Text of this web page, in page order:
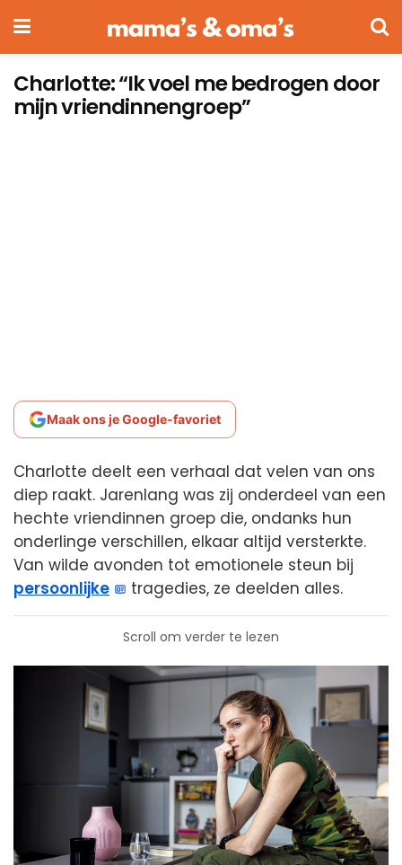
Charlotte: “Ik voel me bedrogen door
mijn vriendinnengroep”
Maak ons je Google-favoriet
Charlotte deelt een verhaal dat velen van ons
diep raakt. Jarenlang was zij onderdeel van een
hechte vriendinnen groep die, ondanks hun
onderlinge verschillen, elkaar altijd versterkte.
Van wilde avonden tot emotionele steun bij
persoonlijke
tragedies, ze deelden alles.
Scroll om verder te lezen